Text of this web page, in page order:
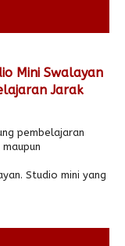
Mini Swalayan
Jarak
pembelajaran
Studio mini yang